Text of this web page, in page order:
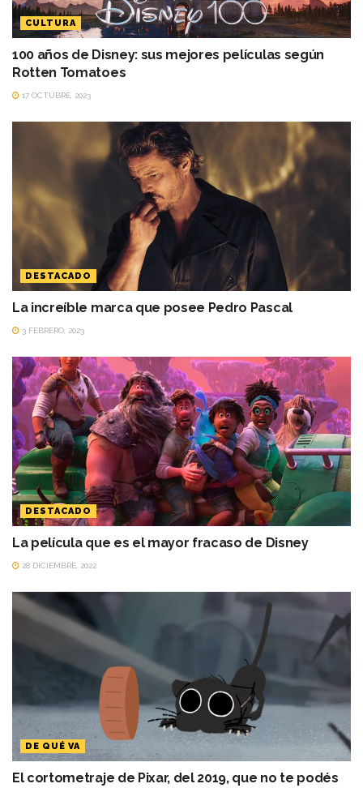
CULTURA
100 años de Disney: sus mejores películas según
Rotten Tomatoes
17 OCTUBRE, 2023
DESTACADO
La increíble marca que posee Pedro Pascal
3 FEBRERO, 2023
DESTACADO
La película que es el mayor fracaso de Disney
28 DICIEMBRE, 2022
DE QUÉ VA
El cortometraje de Pixar, del 2019, que no te podés